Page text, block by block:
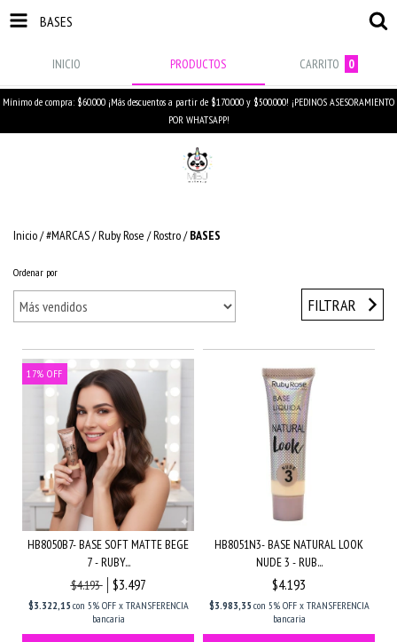
BASES
INICIO PRODUCTOS CARRITO 0
Mínimo de compra: $60.000 ¡Más descuentos a partir de $170.000 y $500.000! ¡PEDINOS ASESORAMIENTO
POR WHATSAPP!
Inicio/#MARCAS/Ruby Rose /Rostro/ BASES
Ordenar por
FILTRAR
17% OFF
HB8050B7- BASE SOFT MATTE BEGE
7 - RUBY...
$4.193
$3.497
$3.322,15 con 5% OFF x TRANSFERENCIA
bancaria
HB8051N3- BASE NATURAL LOOK
NUDE 3 - RUB...
$4.193
$3.983,35 con 5% OFF x TRANSFERENCIA
bancaria